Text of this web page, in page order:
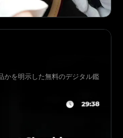
かを明示した無料のデジタル鑑